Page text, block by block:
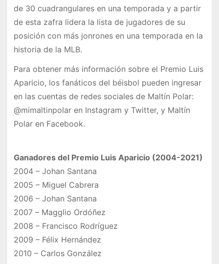
de 30 cuadrangulares en una temporada y a partir
de esta zafra lidera la lista de jugadores de su
posición con más jonrones en una temporada en la
historia de la MLB.
Para obtener más información sobre el Premio Luis
Aparicio, los fanáticos del béisbol pueden ingresar
en las cuentas de redes sociales de Maltín Polar:
@mimaltinpolar en Instagram y Twitter, y Maltín
Polar en Facebook.
Ganadores del Premio Luis Aparicio (2004-2021)
2004 – Johan Santana
2005 – Miguel Cabrera
2006 – Johan Santana
2007 – Magglio Ordóñez
2008 – Francisco Rodríguez
2009 – Félix Hernández
2010 – Carlos González